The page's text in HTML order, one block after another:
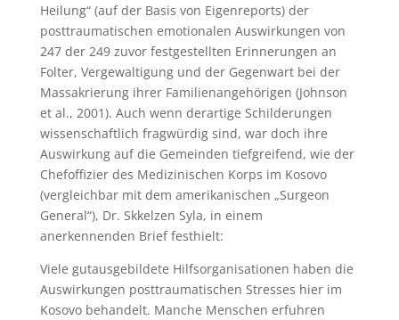
Heilung“ (auf der Basis von Eigenreports) der
posttraumatischen emotionalen Auswirkungen von
247 der 249 zuvor festgestellten Erinnerungen an
Folter, Vergewaltigung und der Gegenwart bei der
Massakrierung ihrer Familienangehörigen (Johnson
et al., 2001). Auch wenn derartige Schilderungen
wissenschaftlich fragwürdig sind, war doch ihre
Auswirkung auf die Gemeinden tiefgreifend, wie der
Chefoffizier des Medizinischen Korps im Kosovo
(vergleichbar mit dem amerikanischen „Surgeon
General“), Dr. Skkelzen Syla, in einem
anerkennenden Brief festhielt:
Viele gutausgebildete Hilfsorganisationen haben die
Auswirkungen posttraumatischen Stresses hier im
Kosovo behandelt. Manche Menschen erfuhren